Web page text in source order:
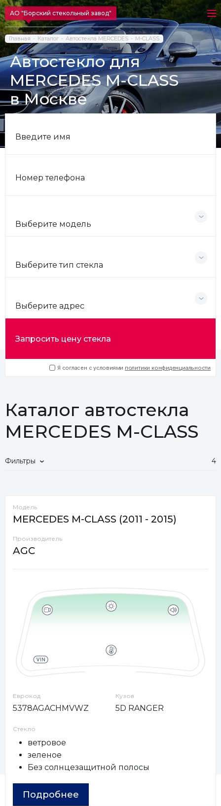
АО "Борский стекольный завод"
Главная Каталог Автостекла MERCEDES M-CLASS
Автостекло для
MERCEDES M-CLASS
в Москве
Введите имя
Номер телефона
Выберите модель
Выберите тип стекла
Выберите адрес
Запросить цену стекла
Я согласен с условиями политики конфиденциальности
Каталог автостекла
MERCEDES M-CLASS
Фильтры 4
Модель
MERCEDES M-CLASS (2011 - 2015)
Производитель
AGC
Еврокод
5378AGACHMVWZ
Кузов
5D RANGER
Стекло
ветровое
зеленое
Без солнцезащитной полосы
Подробнее